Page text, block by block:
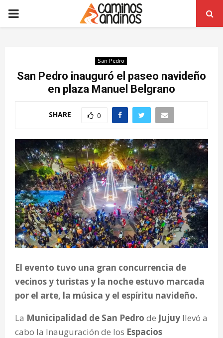
PRIMARY
San Pedro
San Pedro inauguró el paseo navideño
en plaza Manuel Belgrano
SHARE 0
El evento tuvo una gran concurrencia de
vecinos y turistas y la noche estuvo marcada
por el arte, la música y el espíritu navideño.
La Municipalidad de San Pedro de Jujuy llevó a
cabo la Inauguración de los Espacios